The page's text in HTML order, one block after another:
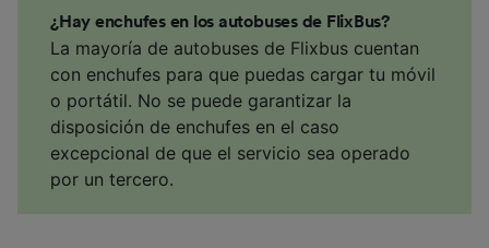
¿Hay enchufes en los autobuses de FlixBus?
La mayoría de autobuses de Flixbus cuentan
con enchufes para que puedas cargar tu móvil
o portátil. No se puede garantizar la
disposición de enchufes en el caso
excepcional de que el servicio sea operado
por un tercero.